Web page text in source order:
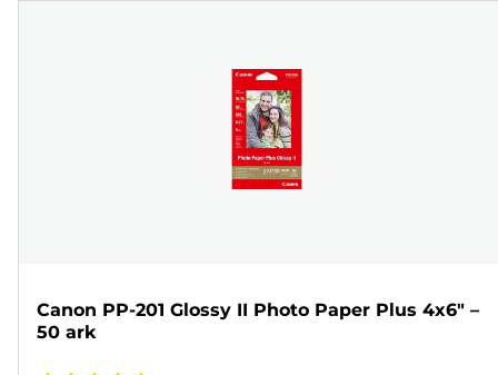
Canon PP-201 Glossy II Photo Paper Plus 4x6" –
50 ark